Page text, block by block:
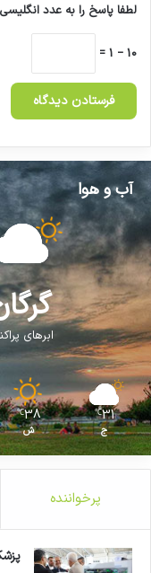
لطفا پاسخ را به عدد انگلیسی
10 − 1 =
آب و هوا
ابرهای
31
℃
ج
38
℃
ش
پرخواننده